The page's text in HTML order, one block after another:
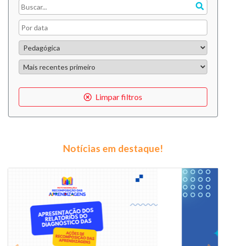
Limpar filtros
Notícias em destaque!